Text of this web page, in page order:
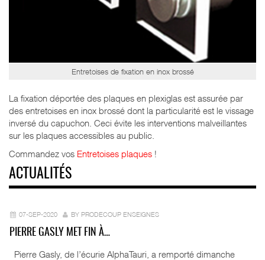
Entretoises de fixation en inox brossé
La fixation déportée des plaques en plexiglas est assurée par
des entretoises en inox brossé dont la particularité est le vissage
inversé du capuchon. Ceci évite les interventions malveillantes
sur les plaques accessibles au public.
Commandez vos Entretoises plaques !
ACTUALITÉS
07-SEP-2020 BY PRODECOUP ENSEIGNES
PIERRE GASLY MET FIN À…
Pierre Gasly, de l’écurie AlphaTauri, a remporté dimanche